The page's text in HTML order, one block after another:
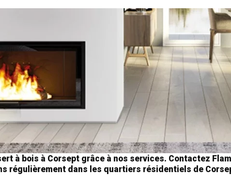
à bois à Corsept grâce à nos services. Contactez
régulièrement dans les quartiers résidentiels de